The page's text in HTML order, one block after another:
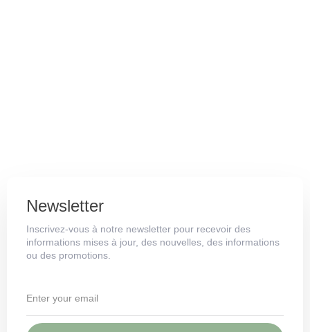
Newsletter
Inscrivez-vous à notre newsletter pour recevoir des
informations mises à jour, des nouvelles, des informations
ou des promotions.